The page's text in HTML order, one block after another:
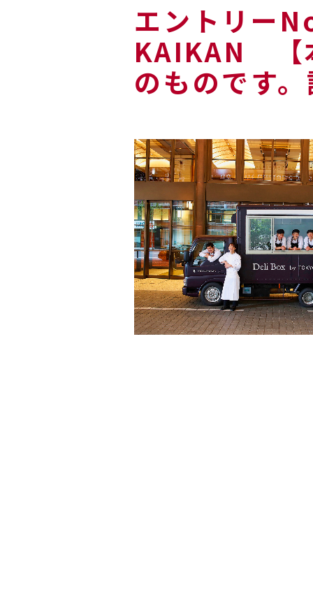
エントリー
KAIKAN 【
のものです